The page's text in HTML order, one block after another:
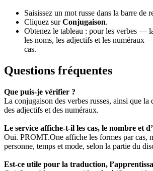
Saisissez un mot russe dans la barre de
Cliquez surConjugaison.
Obtenez le tableau : pour les verbes —
les noms, les adjectifs et les numéraux
cas.
Questions fréquentes
Que puis-je vérifier ?
La conjugaison des verbes russes, ainsi que la
des adjectifs et des numéraux.
Le service affiche-t-il les cas, le nombre et
Oui. PROMT.One affiche les formes par cas,
personne, temps et mode, selon la partie du
Est-ce utile pour la traduction,